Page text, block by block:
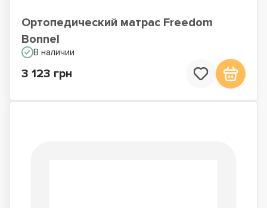
Ортопедический матрас Freedom
Bonnel
В наличии
3 123 грн